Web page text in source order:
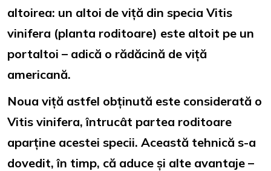
altoirea: un altoi de viță din specia Vitis
vinifera (planta roditoare) este altoit pe un
portaltoi – adică o rădăcină de viță
americană.
Noua viță astfel obținută este considerată o
Vitis vinifera, întrucât partea roditoare
aparține acestei specii. Această tehnică s-a
dovedit, în timp, că aduce și alte avantaje –